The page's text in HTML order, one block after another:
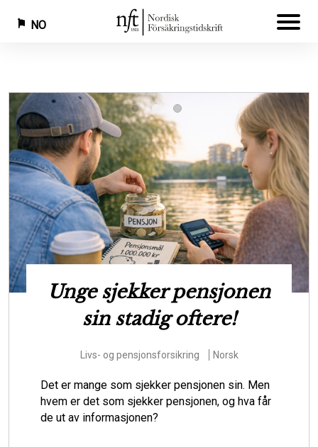
til
hovedinnhold
NO
Ny rapport skal
forberede Danmark til at
hjælpe borgere i
Miljøspørsmål Risiko Dansk